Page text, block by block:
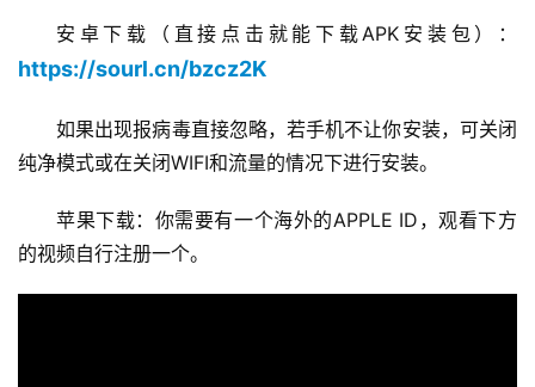
安卓下载（直接点击就能下载APK安装包）：
https://sourl.cn/bzcz2K
如果出现报病毒直接忽略，若手机不让你安装，可关闭
纯净模式或在关闭WIFI和流量的情况下进行安装。
苹果下载：你需要有一个海外的APPLE ID，观看下方
的视频自行注册一个。